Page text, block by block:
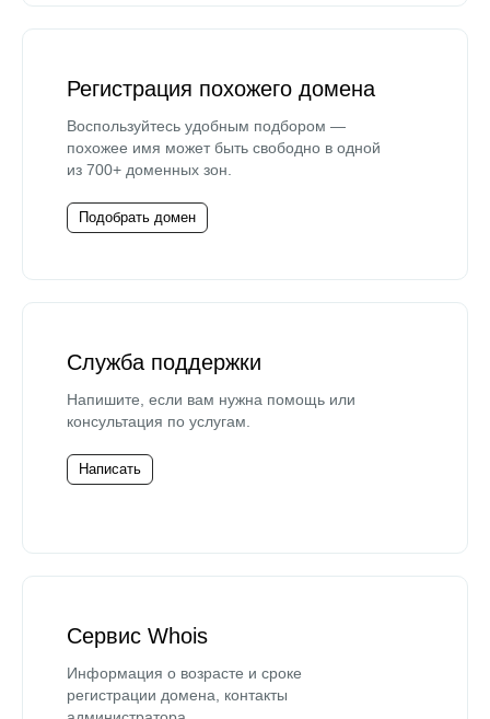
Регистрация похожего домена
Воспользуйтесь удобным подбором —
похожее имя может быть свободно в одной
из 700+ доменных зон.
Подобрать домен
Служба поддержки
Напишите, если вам нужна помощь или
консультация по услугам.
Написать
Сервис Whois
Информация о возрасте и сроке
регистрации домена, контакты